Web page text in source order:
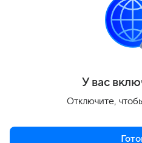
У вас
Отключите,